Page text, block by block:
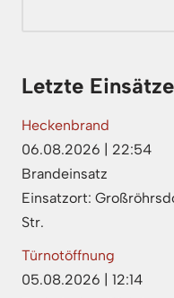
Letzte Einsätze
Heckenbrand
06.08.2026 | 22:54
Brandeinsatz
Einsatzort:
Str.
Türnotöffnung
05.08.2026 | 12:14